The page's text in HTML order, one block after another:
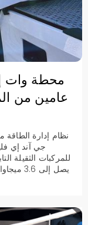
محطة وات
عامين من
نظام إدارة الطاقة
جي آند إي
للمركبات الثقيلة
يصل